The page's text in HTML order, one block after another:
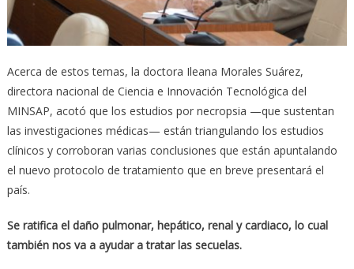
Acerca de estos temas, la doctora Ileana Morales Suárez,
directora nacional de Ciencia e Innovación Tecnológica del
MINSAP, acotó que los estudios por necropsia —que sustentan
las investigaciones médicas— están triangulando los estudios
clínicos y corroboran varias conclusiones que están apuntalando
el nuevo protocolo de tratamiento que en breve presentará el
país.
Se ratifica el daño pulmonar, hepático, renal y cardiaco, lo cual
también nos va a ayudar a tratar las secuelas.